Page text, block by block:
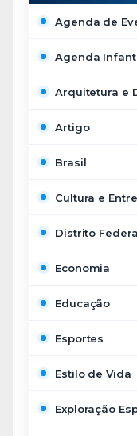
Agenda de
Agenda
Arquitetura e
Artigo
Brasil
Cultura e
Distrito
Economia
Educação
Esportes
Estilo de Vida
Exploração